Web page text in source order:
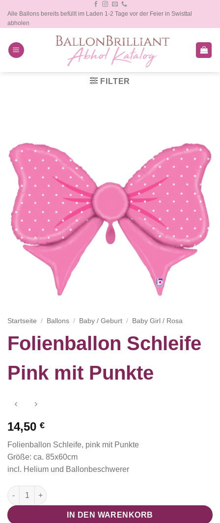
Inhalt
springen
Alle Ballons bereits befüllt im Laden 1-2 Tage vor der Feier in Swisttal
abholen
FILTER
Startseite / Ballons / Baby / Geburt / Baby Girl / Rosa
Folienballon Schleife
Pink mit Punkte
14,50 €
Folienballon Schleife, pink mit Punkte
Größe: ca. 85x60cm
incl. Helium und Ballonbeschwerer
Folienballon Schleife Pink mit Punkte Menge
IN DEN WARENKORB